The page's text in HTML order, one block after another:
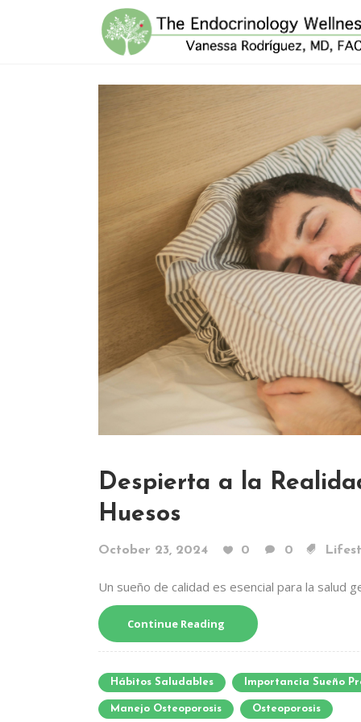
Despierta a la
Huesos
October 23, 2024 0 0
Un sueño de calidad es esencial para la salud
Continue Reading
Hábitos Saludables Importancia Sueño
Manejo Osteoporosis Osteoporosis